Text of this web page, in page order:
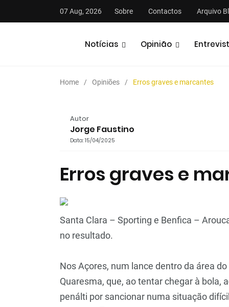
07 Aug, 2026 Sobre Contactos Arquivo
Notícias Opinião
Home Opiniões Erros graves e marcantes
Autor
Jorge Faustino
Data: 15/04/2025
Erros graves e
Santa Clara – Sporting e Benfica –
no resultado.
Nos Açores, num lance dentro da área
Quaresma, que, ao tentar chegar à bola,
penálti por sancionar numa situação
Análises